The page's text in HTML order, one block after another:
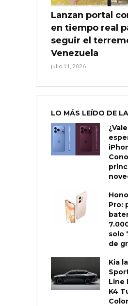
Lanzan portal
en tiempo real
seguir el
Venezuela
julio 11, 2026
LO MÁS LEÍDO DE
Pro:
solo
de
Kia
Line
K4